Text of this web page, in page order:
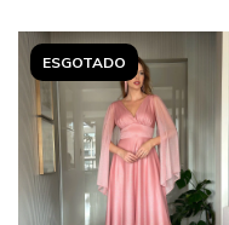
ESGOTADO